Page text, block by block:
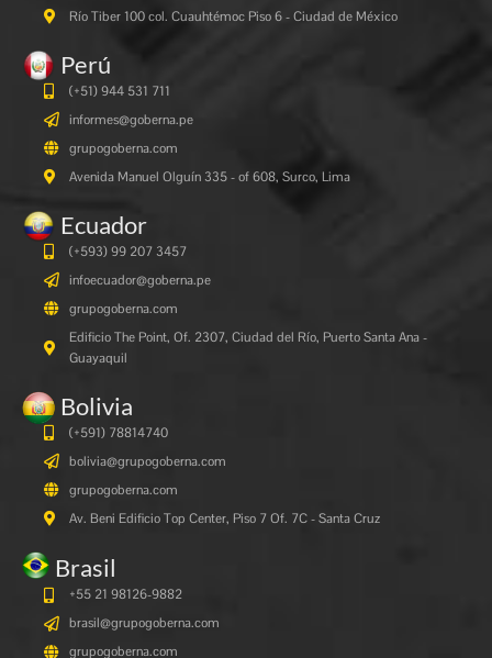
Río Tiber 100 col. Cuauhtémoc Piso 6 - Ciudad de México
Perú
(+51) 944 531 711
informes@goberna.pe
grupogoberna.com
Avenida Manuel Olguín 335 - of 608, Surco, Lima
Ecuador
(+593) 99 207 3457
infoecuador@goberna.pe
grupogoberna.com
Edificio The Point, Of. 2307, Ciudad del Río, Puerto Santa Ana -
Guayaquil
Bolivia
(+591) 78814740
bolivia@grupogoberna.com
grupogoberna.com
Av. Beni Edificio Top Center, Piso 7 Of. 7C - Santa Cruz
Brasil
+55 21 98126-9882
brasil@grupogoberna.com
grupogoberna.com